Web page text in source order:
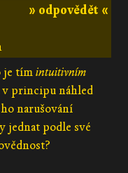
» odpovědět «
je tímintuitivním
principu náhled
narušování
jednat podle své